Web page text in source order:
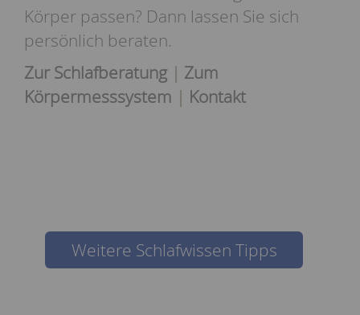
Körper passen? Dann lassen Sie sich
persönlich beraten.
Zur Schlafberatung
Zum
Körpermesssystem
Kontakt
Weitere Schlafwissen Tipps